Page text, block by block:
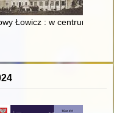
finansowy i
Łowicz : w centrum